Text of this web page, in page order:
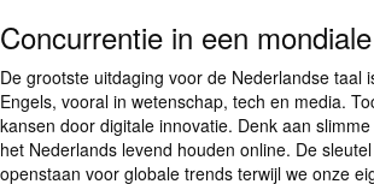
Concurrentie in een
De grootste uitdaging voor de Nederlandse taal
Engels, vooral in wetenschap, tech en media.
kansen door digitale innovatie. Denk aan
het Nederlands levend houden online. De
openstaan voor globale trends terwijl we onze